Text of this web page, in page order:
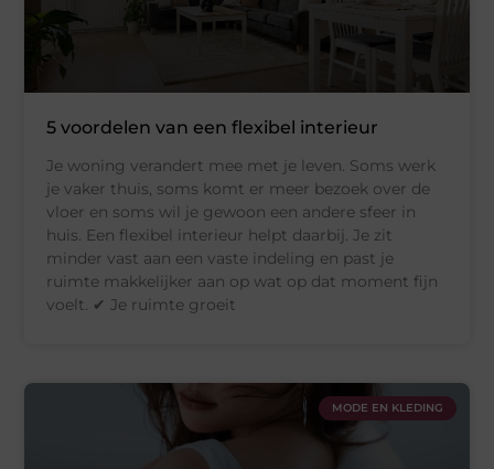
5 voordelen van een flexibel interieur
Je woning verandert mee met je leven. Soms werk
je vaker thuis, soms komt er meer bezoek over de
vloer en soms wil je gewoon een andere sfeer in
huis. Een flexibel interieur helpt daarbij. Je zit
minder vast aan een vaste indeling en past je
ruimte makkelijker aan op wat op dat moment fijn
voelt. ✔ Je ruimte groeit
MODE EN KLEDING